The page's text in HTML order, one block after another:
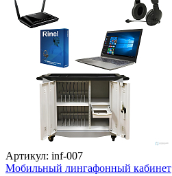
Артикул: inf-007
Мобильный лингафонный кабинет